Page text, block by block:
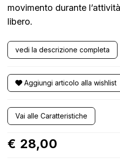
movimento durante
libero.
vedi la descrizione completa
Aggiungi articolo alla wishlist
Vai alle Caratteristiche
€ 28,00